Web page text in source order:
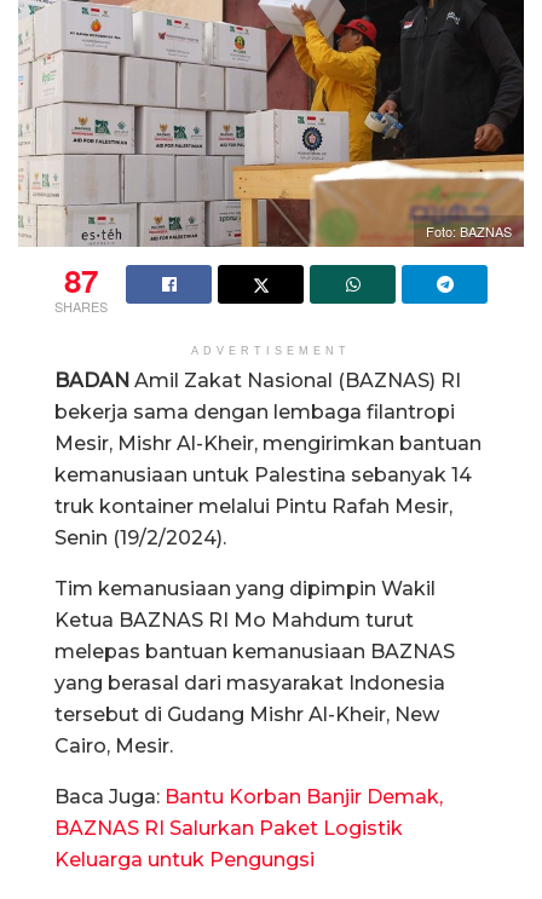
Foto: BAZNAS
87
SHARES
ADVERTISEMENT
BADAN Amil Zakat Nasional (BAZNAS) RI
bekerja sama dengan lembaga filantropi
Mesir, Mishr Al-Kheir, mengirimkan bantuan
kemanusiaan untuk Palestina sebanyak 14
truk kontainer melalui Pintu Rafah Mesir,
Senin (19/2/2024).
Tim kemanusiaan yang dipimpin Wakil
Ketua BAZNAS RI Mo Mahdum turut
melepas bantuan kemanusiaan BAZNAS
yang berasal dari masyarakat Indonesia
tersebut di Gudang Mishr Al-Kheir, New
Cairo, Mesir.
Baca Juga: Bantu Korban Banjir Demak,
BAZNAS RI Salurkan Paket Logistik
Keluarga untuk Pengungsi